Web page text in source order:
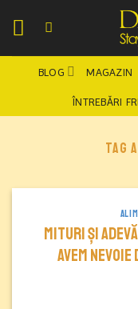
content
BLOG MAGAZIN
ÎNTREBĂRI
TAG
Mituri și
avem nevoie